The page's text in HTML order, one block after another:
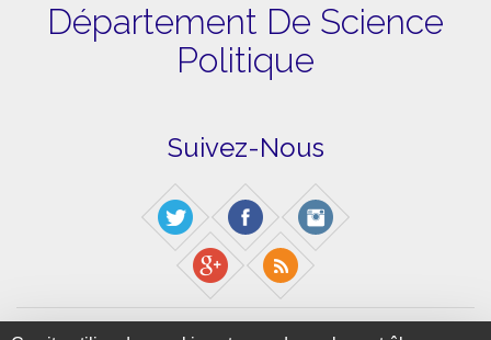
Département De Science
Politique
Suivez-Nous